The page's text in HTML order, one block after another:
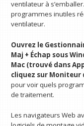
ventilateur à
programmes inutiles
ventilateur.
Ouvrez le
Maj + Échap sous
Mac (trouvé dans
cliquez sur
pour voir quels
de traitement.
Les navigateurs Web